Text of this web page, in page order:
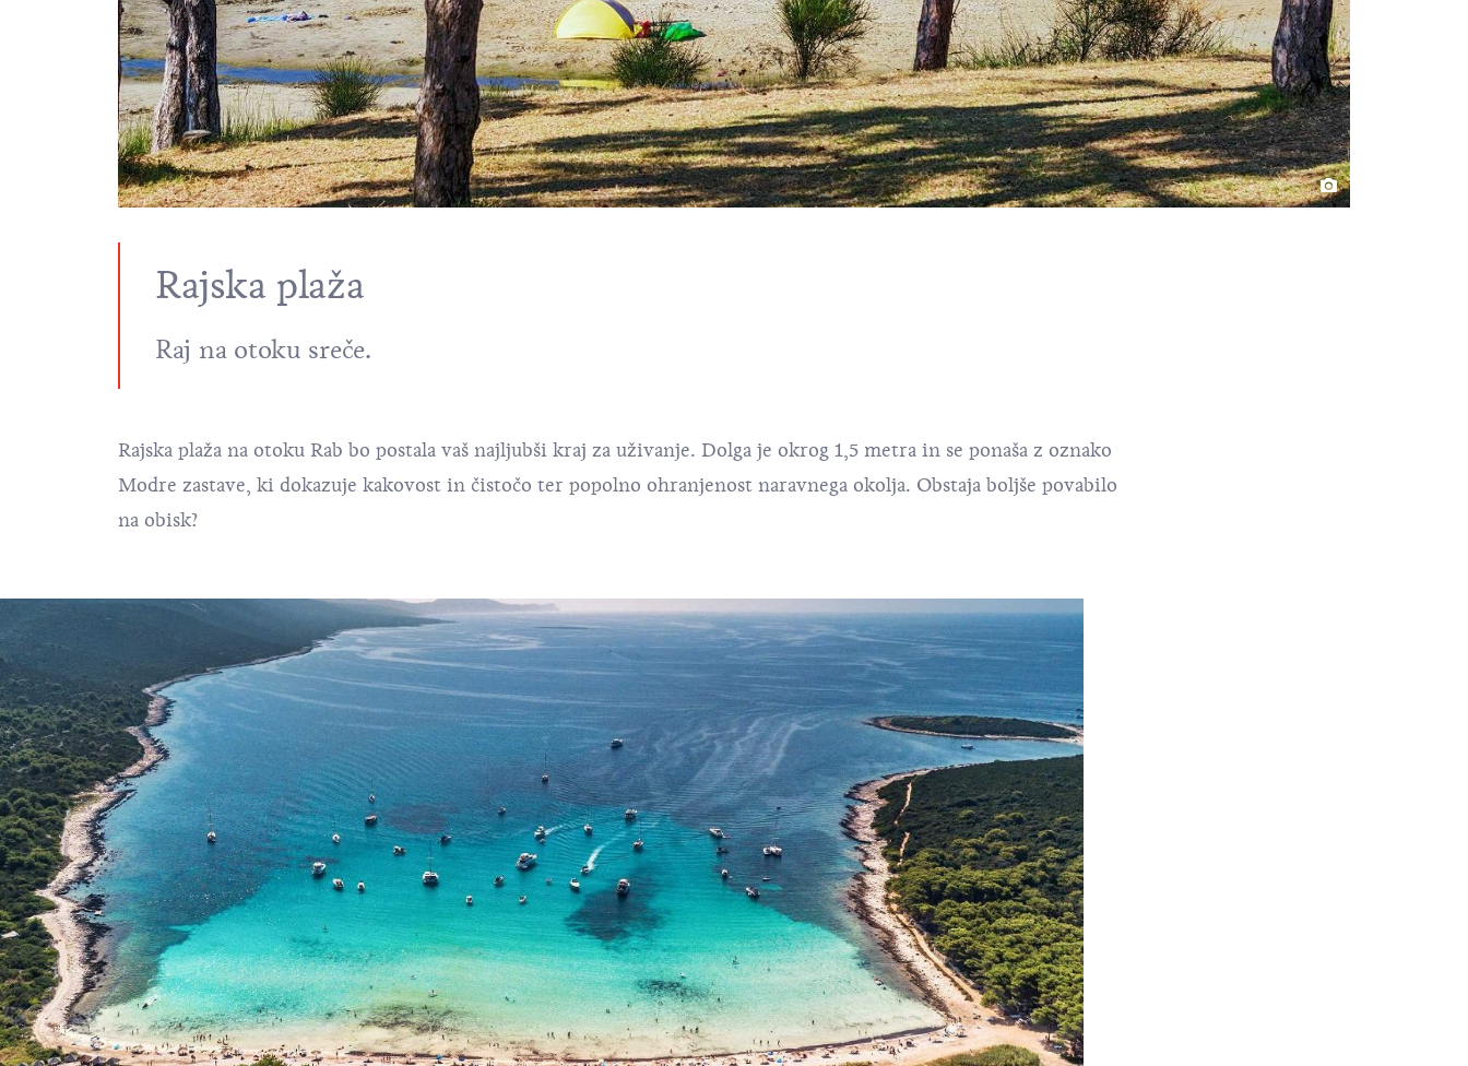
Rajska plaža
Raj na otoku sreče.
Rajska plaža na otoku Rab bo postala vaš najljubši kraj za uživanje. Dolga je okrog 1,5 metra in se ponaša z oznako
Modre zastave, ki dokazuje kakovost in čistočo ter popolno ohranjenost naravnega okolja. Obstaja boljše povabilo
na obisk?